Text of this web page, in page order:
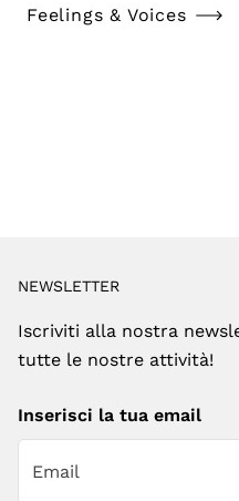
Feelings & Voices
NEWSLETTER
Iscriviti alla nostra
tutte le nostre attività!
Inserisci la tua email